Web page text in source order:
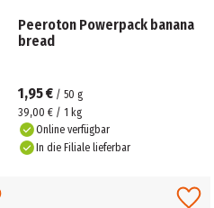
Peeroton Powerpack banana
bread
1,95 € / 50 g
39,00 € / 1 kg
Online verfügbar
In die Filiale lieferbar